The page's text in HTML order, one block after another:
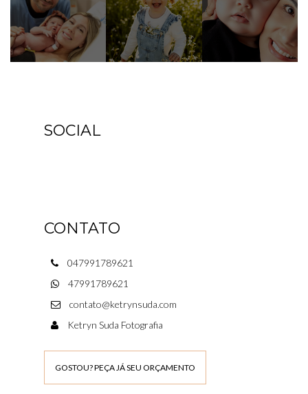
SOCIAL
CONTATO
047991789621
47991789621
contato@ketrynsuda.com
Ketryn Suda Fotografia
GOSTOU? PEÇA JÁ SEU ORÇAMENTO